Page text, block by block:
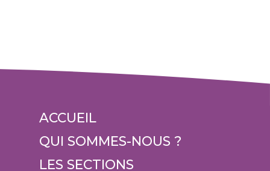
ACCUEIL
QUI SOMMES-NOUS ?
LES SECTIONS